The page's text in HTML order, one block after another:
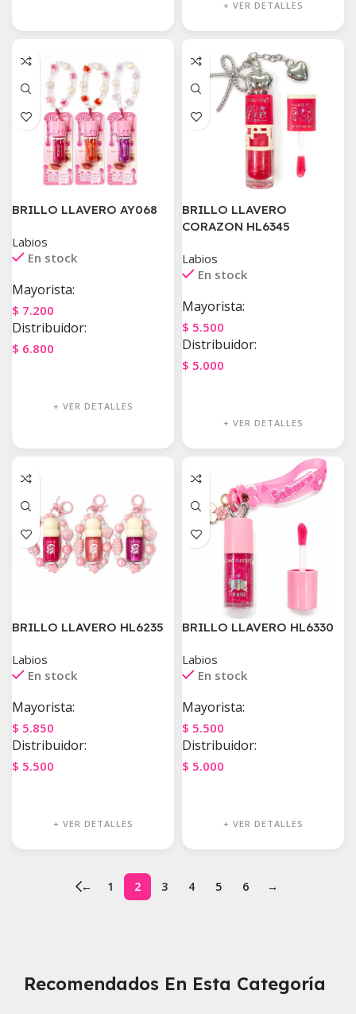
+ VER DETALLES
BRILLO LLAVERO AY068
Labios
En stock
Mayorista:
$ 7.200
Distribuidor:
$ 6.800
+ VER DETALLES
BRILLO LLAVERO
CORAZON HL6345
Labios
En stock
Mayorista:
$ 5.500
Distribuidor:
$ 5.000
+ VER DETALLES
BRILLO LLAVERO HL6235
Labios
En stock
Mayorista:
$ 5.850
Distribuidor:
$ 5.500
+ VER DETALLES
BRILLO LLAVERO HL6330
Labios
En stock
Mayorista:
$ 5.500
Distribuidor:
$ 5.000
+ VER DETALLES
← 1 2 3 4 5 6 →
Recomendados En Esta Categoría